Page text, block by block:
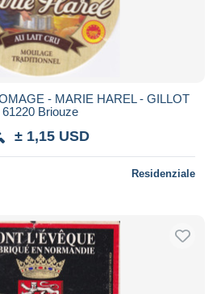
- MARIE HAREL - GILLOT
61220 Briouze
± 1,15 USD
Residenziale